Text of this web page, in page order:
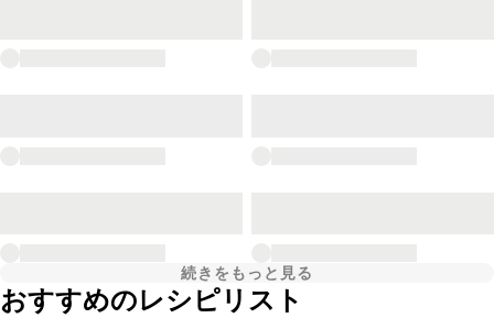
続きをもっと見る
おすすめのレシピリスト